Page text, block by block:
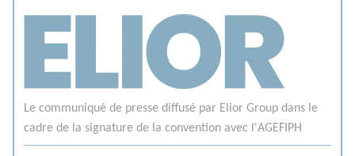
Le communiqué de presse diffusé par Elior Group dans le
cadre de la signature de la convention avec l'AGEFIPH